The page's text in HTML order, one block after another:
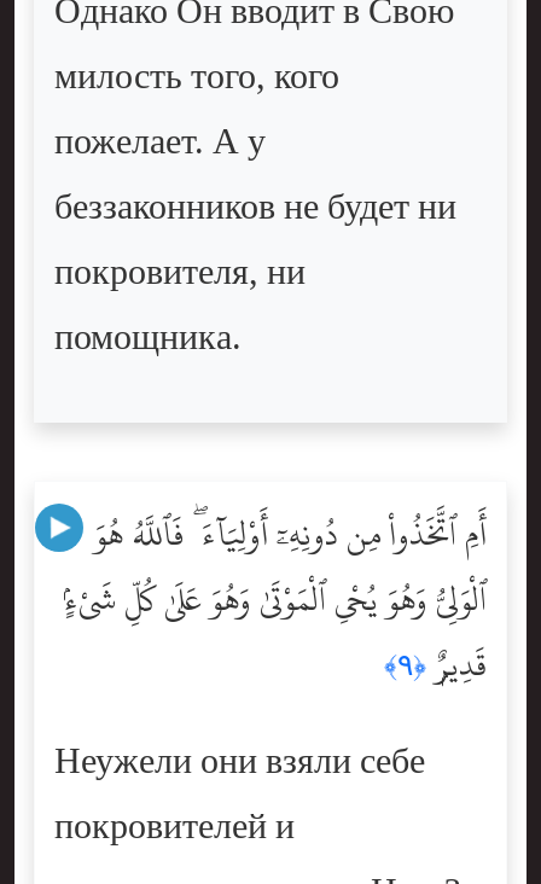
милость того, кого
пожелает. А у
беззаконников не будет ни
покровителя, ни
помощника.
أَمِ ٱتَّخَذُواْ مِن دُونِهِۦٓ أَوْلِيَآءَ ۖ فَٱللَّهُ هُوَ
ٱلْوَلِىُّ وَهُوَ يُحْىِ ٱلْمَوْتَىٰ وَهُوَ عَلَىٰ كُلِّ شَىْءٍۢ
قَدِيرٌۭ﴿٩﴾
Неужели они взяли себе
покровителей и